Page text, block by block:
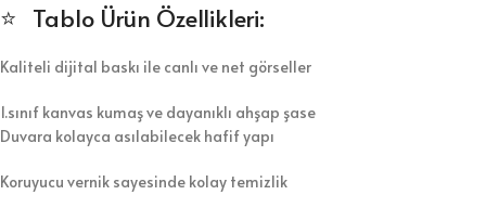
⭐ Tablo Ürün Özellikleri:
Kaliteli dijital baskı ile canlı ve net görseller
1.sınıf kanvas kumaş ve dayanıklı ahşap şase
Duvara kolayca asılabilecek hafif yapı
Koruyucu vernik sayesinde kolay temizlik